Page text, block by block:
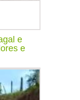
e
e